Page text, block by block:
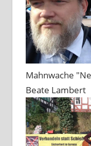
Mahnwache
Beate Lambert